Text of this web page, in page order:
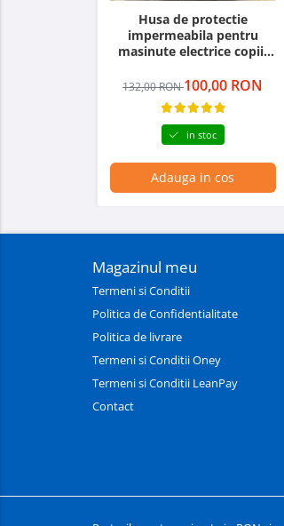
Husa de protectie
impermeabila pentru
masinute electrice copii,
motociclete, neagra
132,00 RON100,00 RON
in stoc
Adauga in cos
Magazinul meu
Termeni si Conditii
Politica de Confidentialitate
Politica de livrare
Termeni si Conditii Oney
Termeni si Conditii LeanPay
Contact